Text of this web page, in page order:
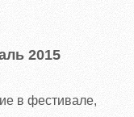
2015
в фестивале,